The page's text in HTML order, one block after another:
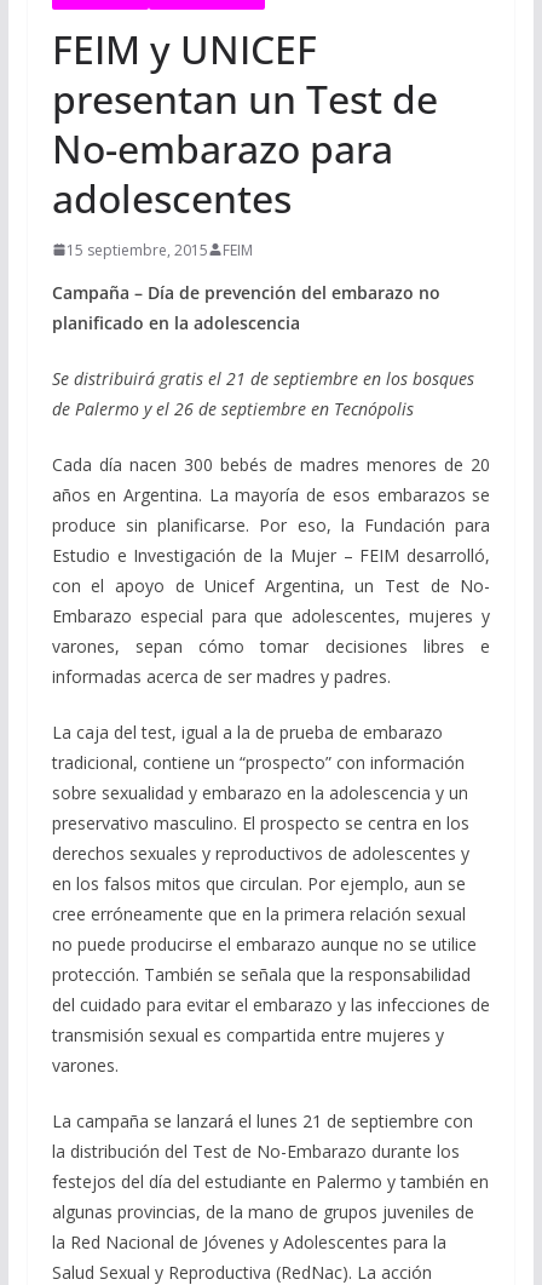
FEIM y UNICEF
presentan un Test de
No-embarazo para
adolescentes
15 septiembre, 2015 FEIM
Campaña – Día de prevención del embarazo no
planificado en la adolescencia
Se distribuirá gratis el 21 de septiembre en los bosques
de Palermo y el 26 de septiembre en Tecnópolis
Cada día nacen 300 bebés de madres menores de 20
años en Argentina. La mayoría de esos embarazos se
produce sin planificarse. Por eso, la Fundación para
Estudio e Investigación de la Mujer – FEIM desarrolló,
con el apoyo de Unicef Argentina, un Test de No-
Embarazo especial para que adolescentes, mujeres y
varones, sepan cómo tomar decisiones libres e
informadas acerca de ser madres y padres.
La caja del test, igual a la de prueba de embarazo
tradicional, contiene un “prospecto” con información
sobre sexualidad y embarazo en la adolescencia y un
preservativo masculino. El prospecto se centra en los
derechos sexuales y reproductivos de adolescentes y
en los falsos mitos que circulan. Por ejemplo, aun se
cree erróneamente que en la primera relación sexual
no puede producirse el embarazo aunque no se utilice
protección. También se señala que la responsabilidad
del cuidado para evitar el embarazo y las infecciones de
transmisión sexual es compartida entre mujeres y
varones.
La campaña se lanzará el lunes 21 de septiembre con
la distribución del Test de No-Embarazo durante los
festejos del día del estudiante en Palermo y también en
algunas provincias, de la mano de grupos juveniles de
la Red Nacional de Jóvenes y Adolescentes para la
Salud Sexual y Reproductiva (RedNac). La acción